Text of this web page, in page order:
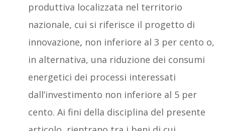
produttiva localizzata nel territorio
nazionale, cui si riferisce il progetto di
innovazione, non inferiore al 3 per cento o,
in alternativa, una riduzione dei consumi
energetici dei processi interessati
dall’investimento non inferiore al 5 per
cento. Ai fini della disciplina del presente